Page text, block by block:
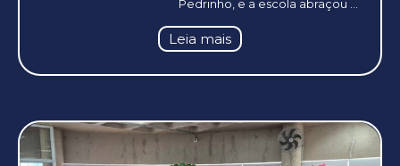
Pedrinho, e a escola abraçou ...
Leia mais